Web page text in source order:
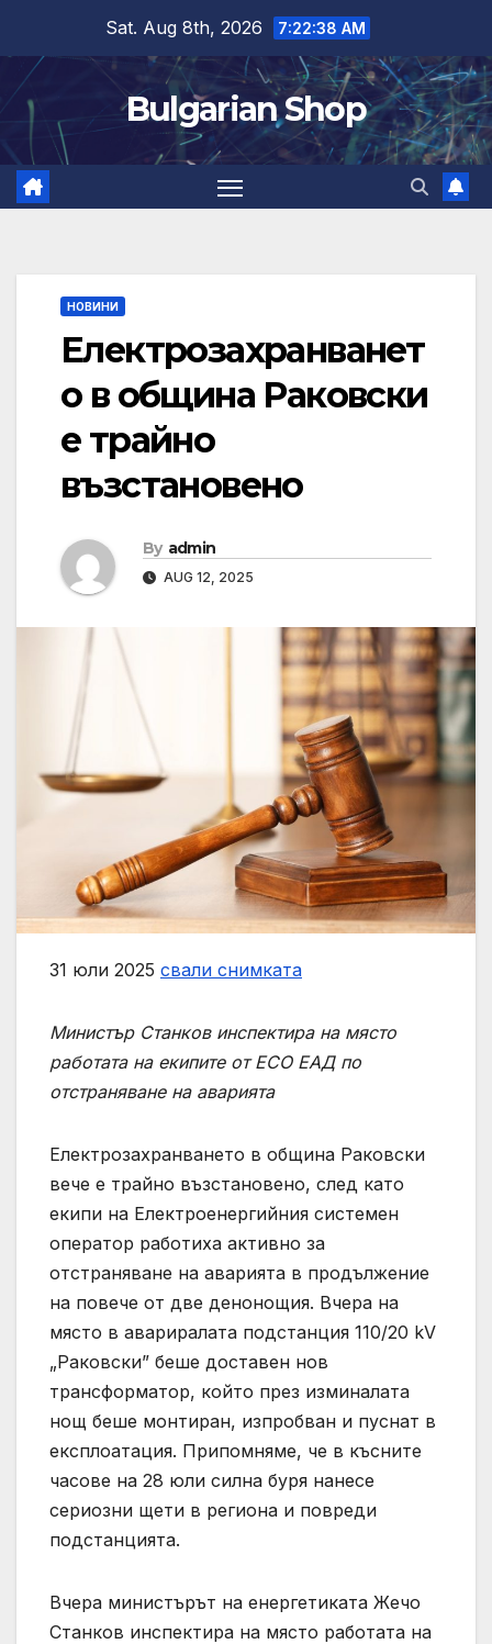
content
Sat. Aug 8th, 2026 7:22:39 AM
Bulgarian Shop
НОВИНИ
Eлектрозахранванет
о в община Раковски
е трайно
възстановено
By admin
AUG 12, 2025
31 юли 2025 свали снимката
Министър Станков инспектира на място
работата на екипите от ЕСО ЕАД по
отстраняване на аварията
Електрозахранването в община Раковски
вече е трайно възстановено, след като
екипи на Електроенергийния системен
оператор работиха активно за
отстраняване на аварията в продължение
на повече от две денонощия. Вчера на
място в авариралата подстанция 110/20 kV
„Раковски” беше доставен нов
трансформатор, който през изминалата
нощ беше монтиран, изпробван и пуснат в
експлоатация. Припомняме, че в късните
часове на 28 юли силна буря нанесе
сериозни щети в региона и повреди
подстанцията.
Вчера министърът на енергетиката Жечо
Станков инспектира на място работата на